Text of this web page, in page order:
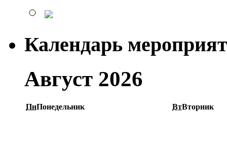
Календарь
Август 2026
ПнПонедельник ВтВторник